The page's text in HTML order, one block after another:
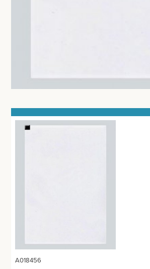
UROLOGIE - SONDE - AFZUIGING
PEDICURE - MANICURE
EKG GEL-SPRAY
A018456